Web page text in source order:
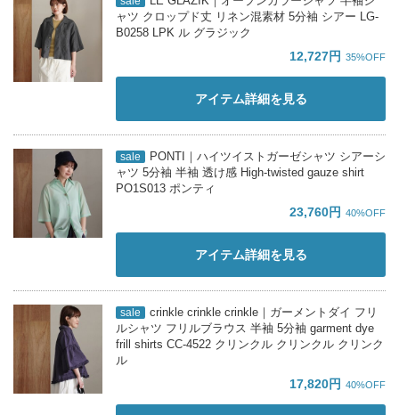
ャツ クロップド丈 リネン混素材 5分袖 シアー LG-
B0258 LPK ル グラジック
12,727円 35%OFF
アイテム詳細を見る
sale
PONTI｜ハイツイストガーゼシャツ シアーシ
ャツ 5分袖 半袖 透け感 High-twisted gauze shirt
PO1S013 ポンティ
23,760円 40%OFF
アイテム詳細を見る
sale
crinkle crinkle crinkle｜ガーメントダイ フリ
ルシャツ フリルブラウス 半袖 5分袖 garment dye
frill shirts CC-4522 クリンクル クリンクル クリンク
ル
17,820円 40%OFF